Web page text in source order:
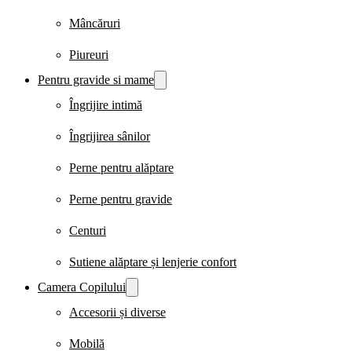
Mâncăruri
Piureuri
Pentru gravide si mame
Îngrijire intimă
Îngrijirea sânilor
Perne pentru alăptare
Perne pentru gravide
Centuri
Sutiene alăptare și lenjerie confort
Camera Copilului
Accesorii și diverse
Mobilă